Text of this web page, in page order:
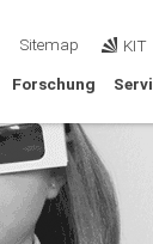
Sitemap KIT
Forschung